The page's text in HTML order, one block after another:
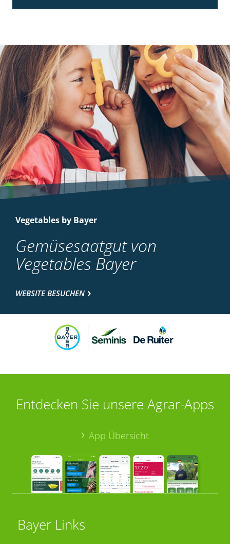
Vegetables by Bayer
Gemüsesaatgut von
Vegetables Bayer
WEBSITE BESUCHEN
Entdecken Sie unsere Agrar-Apps
App Übersicht
Bayer Links